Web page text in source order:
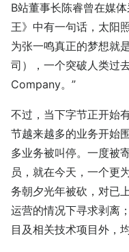
B站董事长陈睿曾在媒
王》中有一句话，太阳
为张一鸣真正的梦想就
司），一个突破人类过
Company。”
不过，当下字节正开始
节越来越多的业务开始
多业务被叫停。一度被
员，就在今天，一个更
务朝夕光年被砍，对已
运营的情况下寻求剥离
目及相关技术项目外，